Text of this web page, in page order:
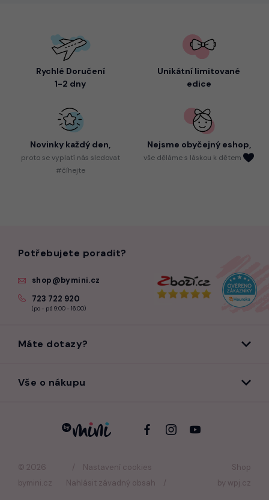
Rychlé Doručení
1-2 dny
Unikátní limitované
edice
Novinky každý den,
protose vyplatí nás sledovat
#číhejte
Nejsme obyčejný eshop,
vše děláme s láskou k dětem
© 2026
bymini.cz
Nastavení cookies
Nahlásit závadný obsah
Shop
by wpj.cz
Potřebujete poradit?
shop@bymini.cz
723 722 920
(po - pá 9:00 - 16:00)
Máte dotazy?
Vše o nákupu